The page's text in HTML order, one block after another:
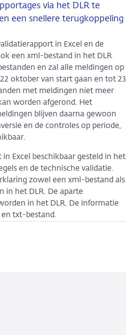
via het DLR te
een snellere terugkoppeling
in Excel en de
een xml-bestand in het DLR
en zal alle meldingen op
oktober van start gaan en tot 23
met meldingen niet meer
worden afgerond. Het
blijven daarna gewoon
en de controles op periode,
Excel beschikbaar gesteld in het
en de technische validatie.
zowel een xml-bestand als
in het DLR. De aparte
in het DLR. De informatie
txt-bestand.